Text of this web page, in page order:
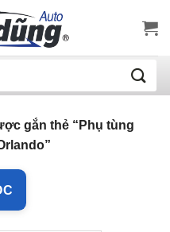
gắn thẻ “Phụ tùng